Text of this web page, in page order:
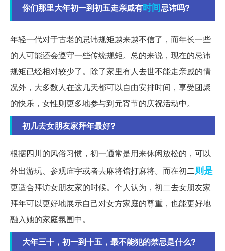
你们那里大年初一到初五走亲戚有时间忌讳吗?
年轻一代对于古老的忌讳规矩越来越不信了，而年长一些
的人可能还会遵守一些传统规矩。总的来说，现在的忌讳
规矩已经相对较少了。除了家里有人去世不能走亲戚的情
况外，大多数人在这几天都可以自由安排时间，享受团聚
的快乐，女性则更多地参与到元宵节的庆祝活动中。
初几去女朋友家拜年最好?
根据四川的风俗习惯，初一通常是用来休闲放松的，可以
外出游玩、参观庙宇或者去麻将馆打麻将。而在初二则是
更适合拜访女朋友家的时候。个人认为，初二去女朋友家
拜年可以更好地展示自己对女方家庭的尊重，也能更好地
融入她的家庭氛围中。
大年三十，初一到十五，最不能犯的禁忌是什么?